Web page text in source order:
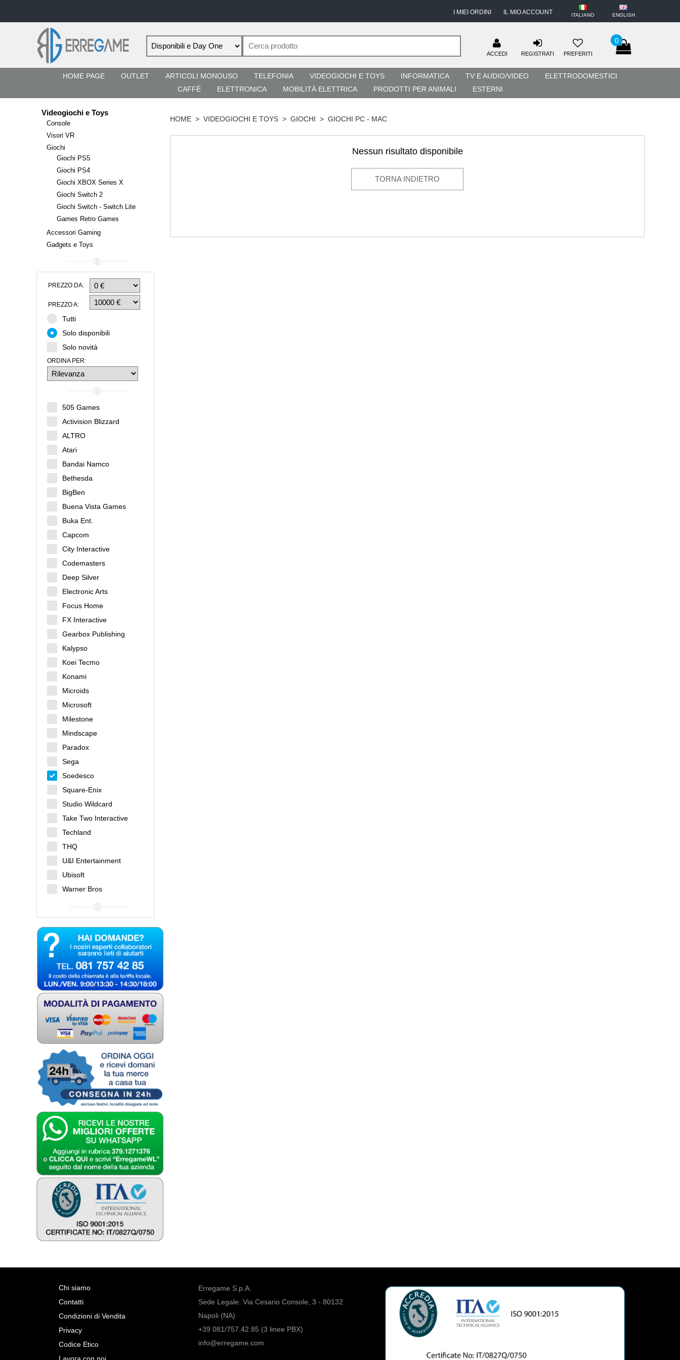
ITALIANO ENGLISH
IL MIO ACCOUNT
I MIEI ORDINI
0
PREFERITI
REGISTRATI
ACCEDI
HOME PAGE OUTLET ARTICOLI MONOUSO TELEFONIA VIDEOGIOCHI E TOYS INFORMATICA TV E AUDIO/VIDEO
ELETTRODOMESTICI
CAFFÈ
ELETTRONICA MOBILITÀ ELETTRICA PRODOTTI PER ANIMALI ESTERNI
Videogiochi e Toys
Console
Visori VR
Giochi
Giochi PS5
Giochi PS4
Giochi XBOX Series X
Giochi Switch 2
Giochi Switch - Switch Lite
Games Retro Games
Accessori Gaming
Gadgets e Toys
PREZZO DA:
PREZZO A:
Tutti
Solo disponibili
Solo novità
ORDINA PER:
505 Games
Activision Blizzard
ALTRO
Atari
Bandai Namco
Bethesda
BigBen
Buena Vista Games
Buka Ent.
Capcom
City Interactive
Codemasters
Deep Silver
Electronic Arts
Focus Home
FX Interactive
Gearbox Publishing
Kalypso
Koei Tecmo
Konami
Microids
Microsoft
Milestone
Mindscape
Paradox
Sega
Soedesco
Square-Enix
Studio Wildcard
Take Two Interactive
Techland
THQ
U&I Entertainment
Ubisoft
Warner Bros
HOME > VIDEOGIOCHI E TOYS > GIOCHI > GIOCHI PC - MAC
Nessun risultato disponibile
TORNA INDIETRO
Chi siamo
Contatti
Condizioni di Vendita
Privacy
Codice Etico
Erregame S.p.A.
Sede Legale: Via Cesario Console, 3 - 80132
Napoli (NA)
+39 081/757.42.85 (3 linee PBX)
info@erregame.com